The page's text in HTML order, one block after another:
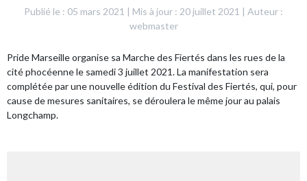
Publié le : 05 mars 2021 | Mis à jour : 20 juillet 2021 | Auteur :
webmaster
Pride Marseilleorganise sa Marche des Fiertés dans les rues de la
cité phocéenne le samedi 3 juillet 2021. La manifestation sera
complétée par une nouvelle édition du Festival des Fiertés, qui, pour
cause de mesures sanitaires, se déroulera le même jour au palais
Longchamp.